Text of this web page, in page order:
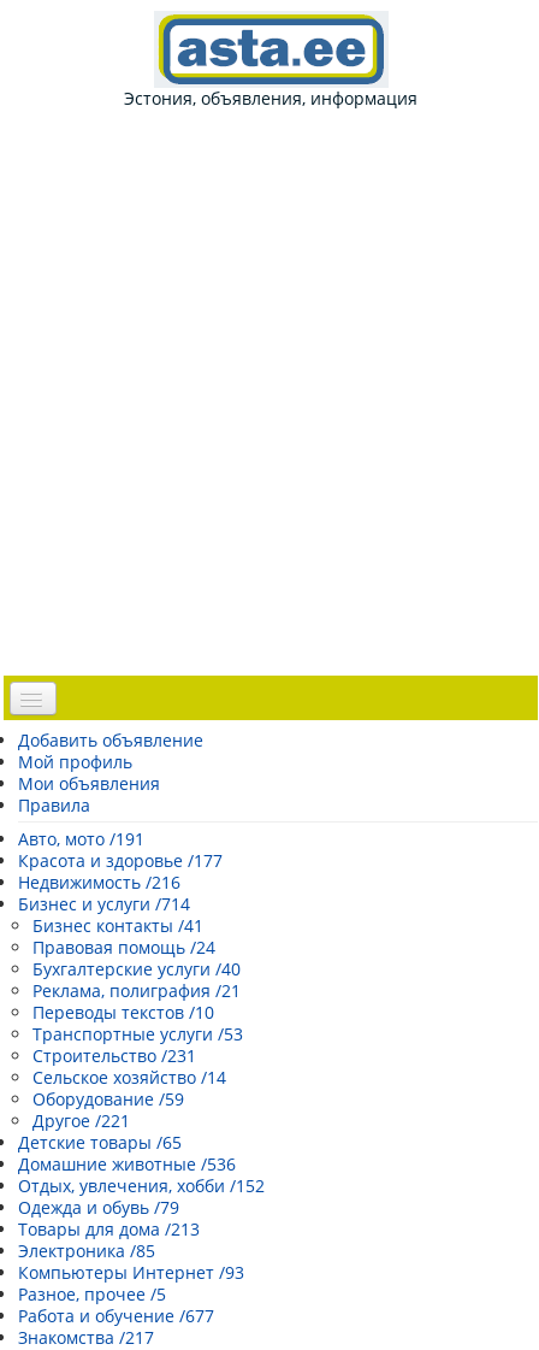
Эстония, объявления, информация
Доска объявлений
Погода Эстонии
Открытки
Каталог сайтов
| Регистрация |
Добавить объявление
Мой профиль
Мои объявления
Правила
Авто, мото /191
Красота и здоровье /177
Недвижимость /216
Бизнес и услуги /714
Бизнес контакты /41
Правовая помощь /24
Бухгалтерские услуги /40
Реклама, полиграфия /21
Переводы текстов /10
Транспортные услуги /53
Строительство /231
Сельское хозяйство /14
Оборудование /59
Другое /221
Детские товары /65
Домашние животные /536
Отдых, увлечения, хобби /152
Одежда и обувь /79
Товары для дома /213
Электроника /85
Компьютеры Интернет /93
Разное, прочее /5
Работа и обучение /677
Знакомства /217